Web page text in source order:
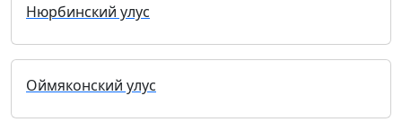
Нюрбинский улус
Оймяконский улус